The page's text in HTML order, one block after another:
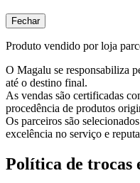
Fechar
Produto vendido por loja
O Magalu se responsabiliza
até o destino final.
As vendas são certificadas
procedência de produtos
Os parceiros são
excelência no serviço e
Política de trocas